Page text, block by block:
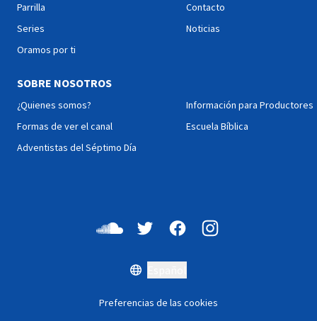
Parrilla
Series
Oramos por ti
Contacto
Noticias
SOBRE NOSOTROS
¿Quienes somos?
Formas de ver el canal
Adventistas del Séptimo Día
Información para Productores
Escuela Bíblica
Preferencias de las cookies